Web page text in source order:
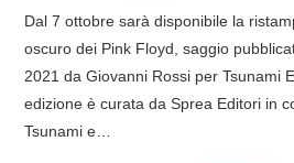
CONTATTI
Dal 7 ottobre sarà disponibile la
oscuro dei Pink Floyd, saggio
2021 da Giovanni Rossi per Tsunami
edizione è curata da Sprea Editori in
Tsunami e…